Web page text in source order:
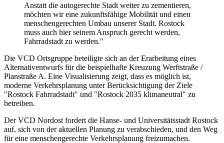
Anstatt die autogerechte Stadt weiter zu zementieren,
möchten wir eine zukunftsfähige Mobilität und einen
menschengerechten Umbau unserer Stadt. Rostock
muss auch hier seinem Anspruch gerecht werden,
Fahrradstadt zu werden."
Die VCD Ortsgruppe beteiligte sich an der Erarbeitung eines
Alternativentwurfs für die beispielhafte Kreuzung Werftstraße /
Planstraße A. Eine Visualisierung zeigt, dass es möglich ist,
moderne Verkehrsplanung unter Berücksichtigung der Ziele
"Rostock Fahrradstadt" und "Rostock 2035 klimaneutral" zu
betreiben.
Der VCD Nordost fordert die Hanse- und Universitätsstadt Rostock
auf, sich von der aktuellen Planung zu verabschieden, und den Weg
für eine menschengerechte Verkehrsplanung freizumachen.